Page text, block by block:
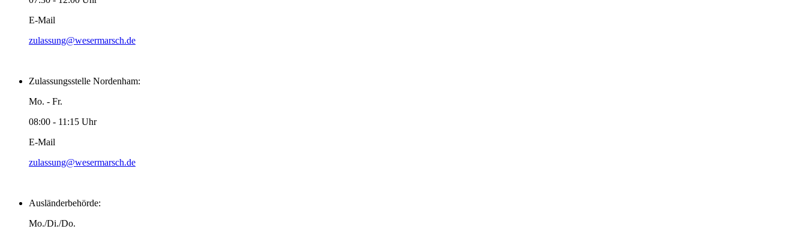
E-Mail
zulassung@wesermarsch.de
Zulassungsstelle Nordenham:
Mo. - Fr.
08:00 - 11:15 Uhr
E-Mail
zulassung@wesermarsch.de
Ausländerbehörde:
Mo./Di./Do.